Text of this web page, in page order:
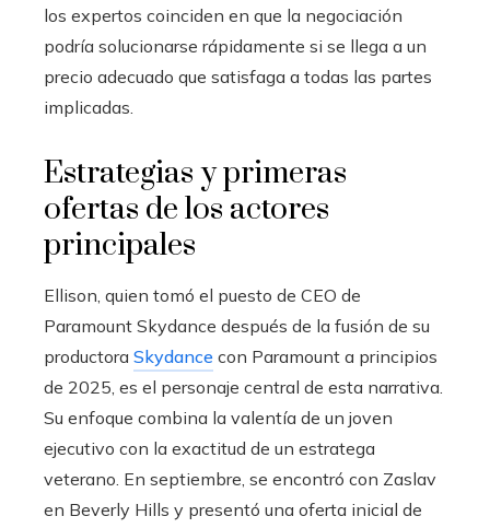
los expertos coinciden en que la negociación
podría solucionarse rápidamente si se llega a un
precio adecuado que satisfaga a todas las partes
implicadas.
Estrategias y primeras
ofertas de los actores
principales
Ellison, quien tomó el puesto de CEO de
Paramount Skydance después de la fusión de su
productora Skydance con Paramount a principios
de 2025, es el personaje central de esta narrativa.
Su enfoque combina la valentía de un joven
ejecutivo con la exactitud de un estratega
veterano. En septiembre, se encontró con Zaslav
en Beverly Hills y presentó una oferta inicial de